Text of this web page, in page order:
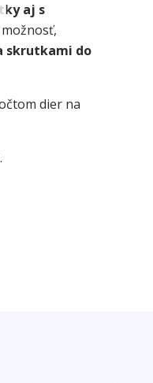
aj s
skrutkami do
dier na